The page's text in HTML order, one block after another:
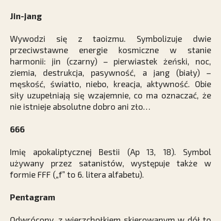
Jin-jang
Wywodzi się z taoizmu. Symbolizuje dwie
przeciwstawne energie kosmiczne w stanie
harmonii: jin (czarny) – pierwiastek żeński, noc,
ziemia, destrukcja, pasywność, a jang (biały) –
męskość, światło, niebo, kreacja, aktywność. Obie
siły uzupełniają się wzajemnie, co ma oznaczać, że
nie istnieje absolutne dobro ani zło…
666
Imię apokaliptycznej Bestii (Ap 13, 18). Symbol
używany przez satanistów, występuje także w
formie FFF („f” to 6. litera alfabetu).
Pentagram